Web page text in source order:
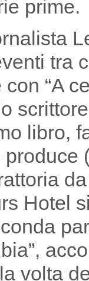
prime.
tra
“A
libro,
Hotel
volta